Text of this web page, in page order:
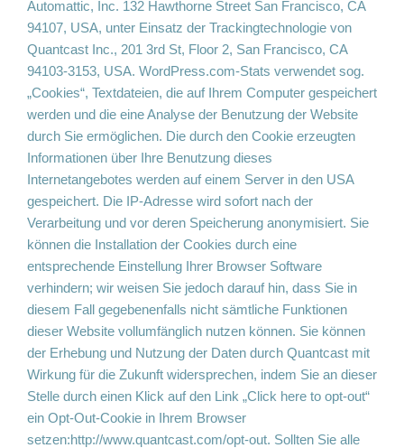
Automattic, Inc. 132 Hawthorne Street San Francisco, CA
94107, USA, unter Einsatz der Trackingtechnologie von
Quantcast Inc., 201 3rd St, Floor 2, San Francisco, CA
94103-3153, USA. WordPress.com-Stats verwendet sog.
„Cookies“, Textdateien, die auf Ihrem Computer gespeichert
werden und die eine Analyse der Benutzung der Website
durch Sie ermöglichen. Die durch den Cookie erzeugten
Informationen über Ihre Benutzung dieses
Internetangebotes werden auf einem Server in den USA
gespeichert. Die IP-Adresse wird sofort nach der
Verarbeitung und vor deren Speicherung anonymisiert. Sie
können die Installation der Cookies durch eine
entsprechende Einstellung Ihrer Browser Software
verhindern; wir weisen Sie jedoch darauf hin, dass Sie in
diesem Fall gegebenenfalls nicht sämtliche Funktionen
dieser Website vollumfänglich nutzen können. Sie können
der Erhebung und Nutzung der Daten durch Quantcast mit
Wirkung für die Zukunft widersprechen, indem Sie an dieser
Stelle durch einen Klick auf den Link „Click here to opt-out“
ein Opt-Out-Cookie in Ihrem Browser
setzen:http://www.quantcast.com/opt-out. Sollten Sie alle